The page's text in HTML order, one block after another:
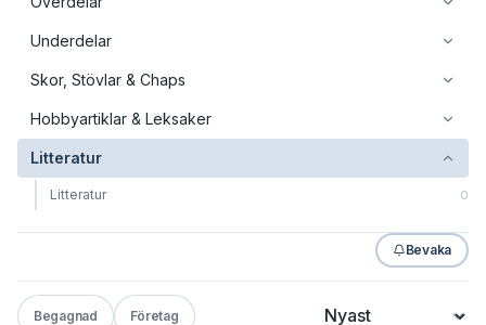
Underdelar
Skor, Stövlar & Chaps
Hobbyartiklar & Leksaker
Litteratur
Litteratur 0
Bevaka
Begagnad Företag
Sortera